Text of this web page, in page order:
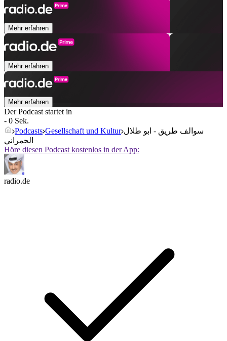
Mehr erfahren
Mehr erfahren
Mehr erfahren
Der Podcast startet in
- 0 Sek.
Podcasts Gesellschaft und Kultur سوالف طريق - ابو طلال
الحمراني
Höre diesen Podcast kostenlos in der App:
radio.de